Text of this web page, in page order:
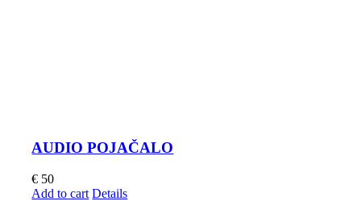
AUDIO POJAČALO
€ 50
Add to cart Details